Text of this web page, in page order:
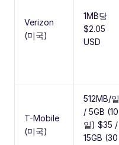
Verizon
(미국)
1MB당
$2.05
USD
T-Mobile
(미국)
512MB/일
/ 5GB (10
일) $35 /
15GB (30